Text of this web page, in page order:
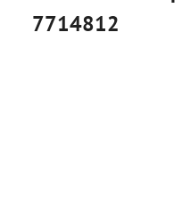
7714812